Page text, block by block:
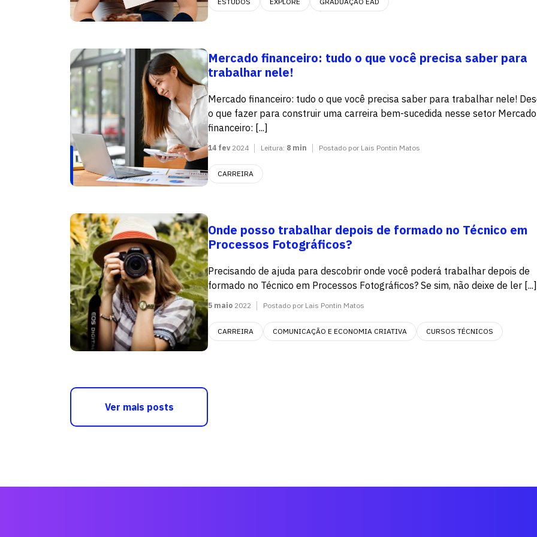
Mercado financeiro: tudo o que você precisa saber para
trabalhar nele!
Mercado financeiro: tudo o que você precisa saber para trabalhar nele!
o que fazer para construir uma carreira bem-sucedida nesse setor Mercado
financeiro: [...]
14 fev2024 Leitura: 8 min Postado por Lais Pontin Matos
CARREIRA
Onde posso trabalhar depois de formado no Técnico em
Processos Fotográficos?
Precisando de ajuda para descobrir onde você poderá trabalhar depois de
formado no Técnico em Processos Fotográficos? Se sim, não deixe de ler [...]
5 maio 2022 Postado por Lais Pontin Matos
CARREIRA COMUNICAÇÃO E ECONOMIA CRIATIVA CURSOS TÉCNICOS
Ver mais posts